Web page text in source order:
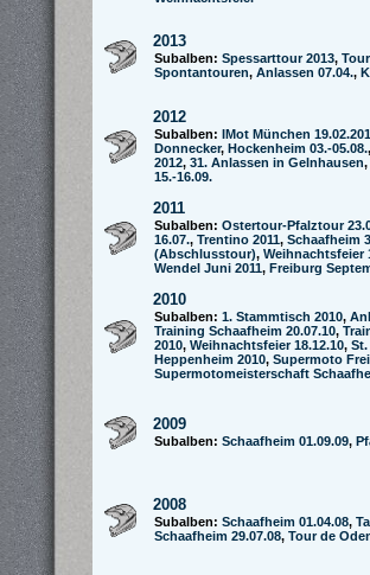
2013
Subalben: Spessarttour 2013,
Spontantouren, Anlassen 07.04.,
2012
Subalben: IMot München
Donnecker, Hockenheim 03.-05.08.,
2012, 31. Anlassen in Gelnhausen,
15.-16.09.
2011
Subalben: Ostertour-Pfalztour
16.07., Trentino 2011, Schaafheim
(Abschlusstour), Weihnachtsfeier
Wendel Juni 2011, Freiburg
2010
Subalben: 1. Stammtisch 2010,
Training Schaafheim 20.07.10,
2010, Weihnachtsfeier 18.12.10, St.
Heppenheim 2010, Supermoto
Supermotomeisterschaft
2009
Subalben: Schaafheim 01.09.09,
2008
Subalben: Schaafheim 01.04.08,
Schaafheim 29.07.08, Tour de